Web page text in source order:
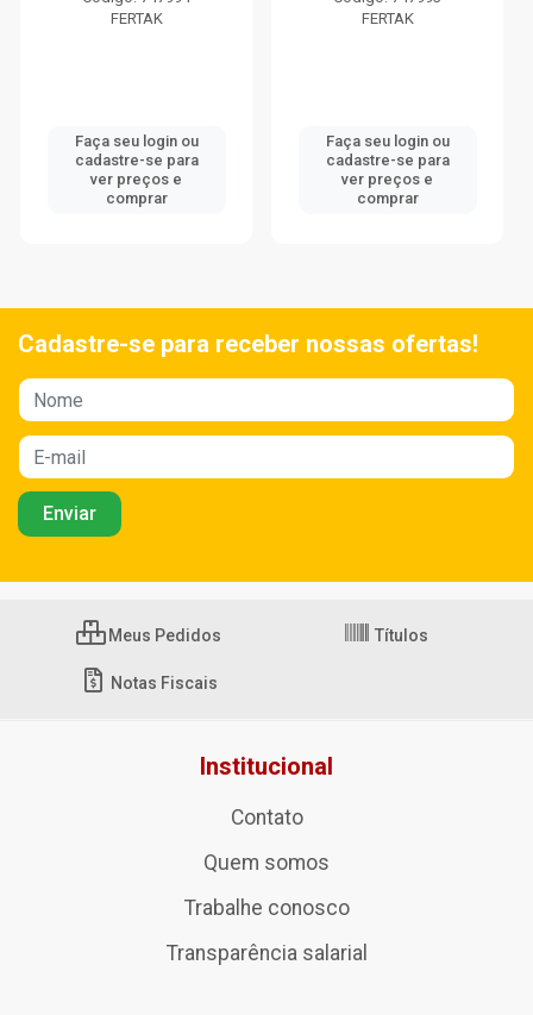
FERTAK
Faça seu login ou
cadastre-se para
ver preços e
comprar
FERTAK
Faça seu login ou
cadastre-se para
ver preços e
comprar
Cadastre-se para receber nossas ofertas!
Meus Pedidos Títulos
Notas Fiscais
Institucional
Contato
Quem somos
Trabalhe conosco
Transparência salarial